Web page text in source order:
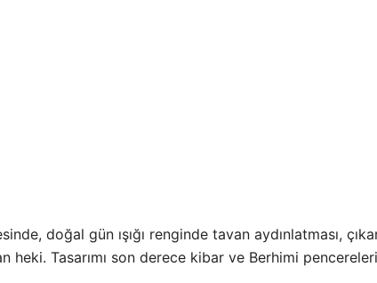
doğal gün ışığı renginde tavan aydınlatması,
heki. Tasarımı son derece kibar ve Berhimi